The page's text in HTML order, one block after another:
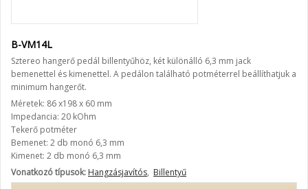
B-VM14L
Sztereo hangerő pedál billentyűhöz, két különálló 6,3 mm jack
bemenettel és kimenettel. A pedálon található potméterrel beállíthatjuk a
minimum hangerőt.
Méretek: 86 x198 x 60 mm
Impedancia: 20 kOhm
Tekerő potméter
Bemenet: 2 db monó 6,3 mm
Kimenet: 2 db monó 6,3 mm
Vonatkozó típusok: Hangzásjavítós, Billentyű